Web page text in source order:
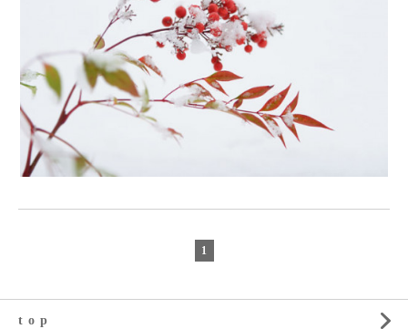
1
t o p